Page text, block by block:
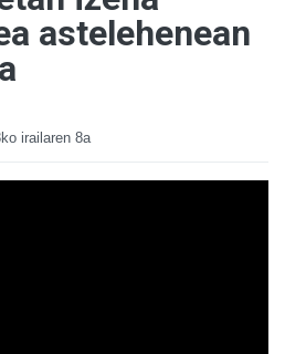
astelehenean
irailaren 8a